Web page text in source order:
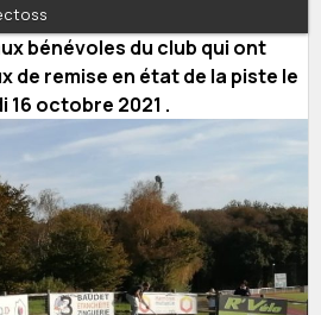
bénévoles du club qui ont
de remise en état de la piste le
16 octobre 2021 .